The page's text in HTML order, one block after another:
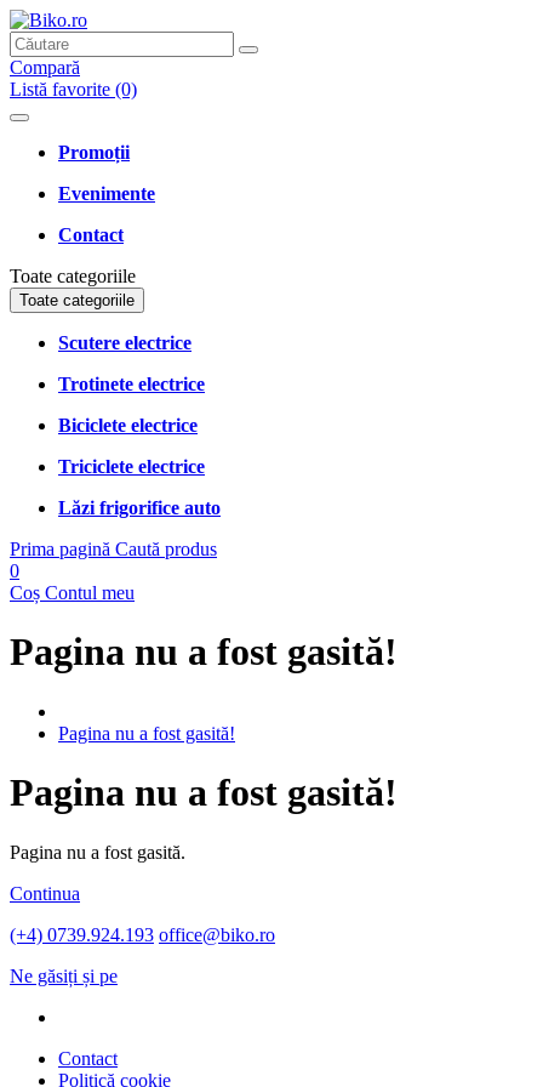
Compară
Listă favorite (0)
Promoții
Evenimente
Contact
Toate categoriile
Toate categoriile
Scutere electrice
Trotinete electrice
Biciclete electrice
Triciclete electrice
Lăzi frigorifice auto
Prima pagină Caută produs
0
Coș Contul meu
Pagina nu a fost gasită!
Pagina nu a fost gasită!
Pagina nu a fost gasită!
Pagina nu a fost gasită.
Continua
(+4) 0739.924.193 office@biko.ro
Ne găsiți și pe
Contact
Politică cookie